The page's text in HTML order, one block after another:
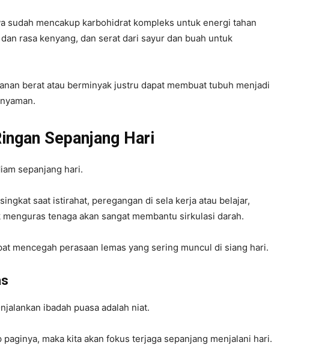
sudah mencakup karbohidrat kompleks untuk energi tahan
rasa kenyang, dan serat dari sayur dan buah untuk
berat atau berminyak justru dapat membuat tubuh menjadi
Sepanjang Hari
sepanjang hari.
saat istirahat, peregangan di sela kerja atau belajar,
tenaga akan sangat membantu sirkulasi darah.
mencegah perasaan lemas yang sering muncul di siang hari.
ibadah puasa adalah niat.
maka kita akan fokus terjaga sepanjang menjalani hari.